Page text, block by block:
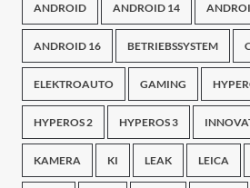
ANDROID ANDROID 14
ANDROID 16 BETRIEBSSYSTEM
ELEKTROAUTO GAMING
HYPEROS 2 HYPEROS 3
KAMERA KI LEAK LEICA